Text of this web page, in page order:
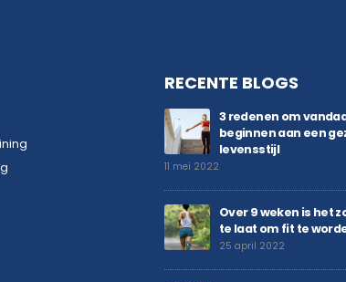
RECENTE BLOGS
3 redenen om
beginnen aan een
levensstijl
11 mei 2022
Over 9 weken is het
te laat om fit te
25 april 2022